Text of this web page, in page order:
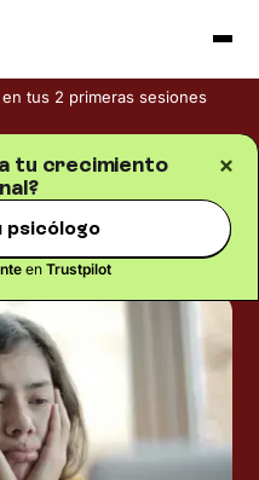
en tus 2 primeras sesiones
tu crecimiento
psicólogo
en Trustpilot
Tiempo de lectura
de hacer